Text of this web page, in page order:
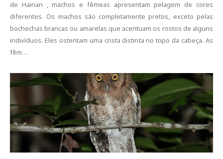
de Hainan , machos e fêmeas apresentam pelagem de cores
diferentes. Os machos são completamente pretos, exceto pelas
bochechas brancas ou amarelas que acentuam os rostos de alguns
indivíduos. Eles ostentam uma crista distinta no topo da cabeça. As
fêm…